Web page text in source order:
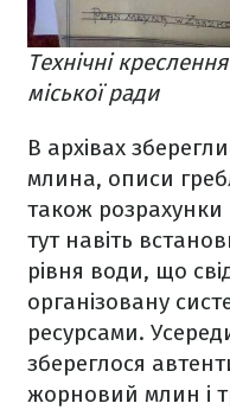
Технічні
міської ради
В архівах
млина, описи
також розрахунки
тут навіть
рівня води, що
організовану
ресурсами.
збереглося
жорновий млин і